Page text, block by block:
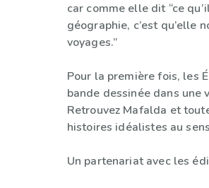
car comme elle dit “ce
géographie, c’est qu’elle
voyages.”
Pour la première fois, les
bande dessinée dans
Retrouvez Mafalda et
histoires idéalistes au
Un partenariat avec les